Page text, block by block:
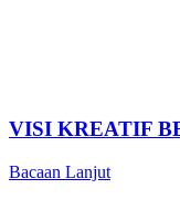
VISI KREATIF
Bacaan Lanjut